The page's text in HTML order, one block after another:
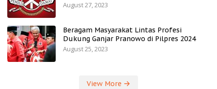
August 27, 2023
Beragam Masyarakat Lintas Profesi
Dukung Ganjar Pranowo di Pilpres 2024
August 25, 2023
View More